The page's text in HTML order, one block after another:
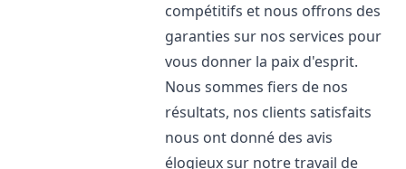
compétitifs et nous offrons des
garanties sur nos services pour
vous donner la paix d'esprit.
Nous sommes fiers de nos
résultats, nos clients satisfaits
nous ont donné des avis
élogieux sur notre travail de